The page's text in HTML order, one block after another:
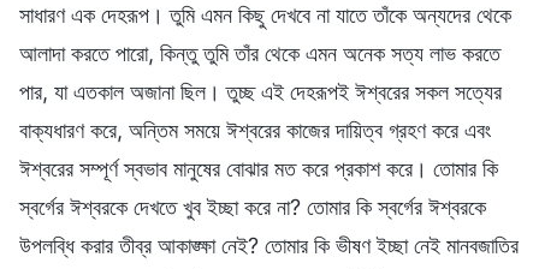
সাধারণ এক দেহরূপ। তুমি এমন কিছু দেখবে না যাতে তাঁকে অন্যদের থেকে
আলাদা করতে পারো, কিন্তু তুমি তাঁর থেকে এমন অনেক সত্য লাভ করতে
পার, যা এতকাল অজানা ছিল। তুচ্ছ এই দেহরূপই ঈশ্বরের সকল সত্যের
বাক্যধারণ করে, অন্তিম সময়ে ঈশ্বরের কাজের দায়িত্ব গ্রহণ করে এবং
ঈশ্বরের সম্পূর্ণ স্বভাব মানুষের বোঝার মত করে প্রকাশ করে। তোমার কি
স্বর্গের ঈশ্বরকে দেখতে খুব ইচ্ছা করে না? তোমার কি স্বর্গের ঈশ্বরকে
উপলব্ধি করার তীব্র আকাঙ্ক্ষা নেই? তোমার কি ভীষণ ইচ্ছা নেই মানবজাতির